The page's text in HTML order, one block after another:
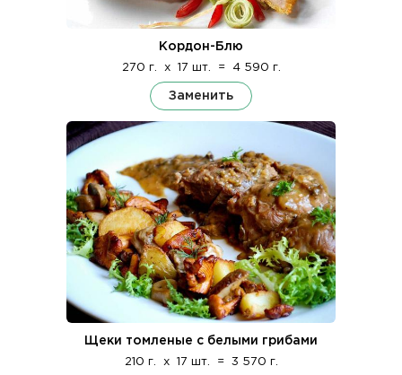
Кордон-Блю
270 г. x 17 шт. = 4 590 г.
Заменить
Щеки томленые с белыми грибами
210 г. x 17 шт. = 3 570 г.